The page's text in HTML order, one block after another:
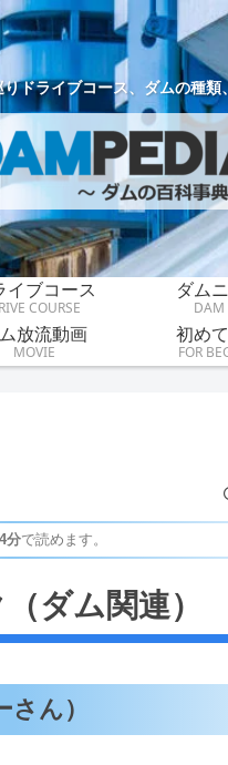
ドライブコース、ダムの種
イブコース
COURSE
ダム
DAM
放流動画
MOVIE
初め
FOR
4分で読めます。
ダム関連）
さん）